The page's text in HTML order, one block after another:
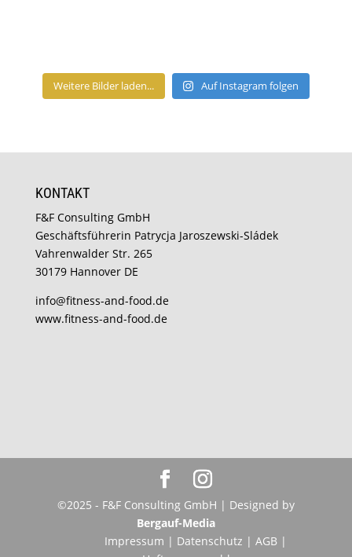
Weitere Bilder laden... Auf Instagram folgen
KONTAKT
F&F Consulting GmbH
Geschäftsführerin Patrycja Jaroszewski-Sládek
Vahrenwalder Str. 265
30179 Hannover DE
info@fitness-and-food.de
www.fitness-and-food.de
©2025 - F&F Consulting GmbH | Designed by
Bergauf-Media
Impressum | Datenschutz | AGB |